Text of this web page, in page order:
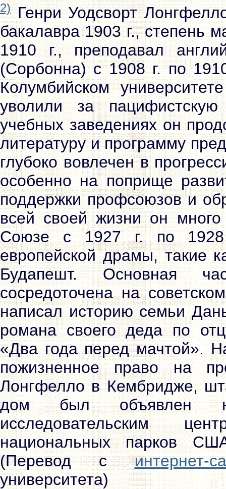
2)Генри Уодсворт
бакалавра 1903 г., степень
1910 г., преподавал
(Сорбонна) с 1908 г. по
Колумбийском
уволили за
учебных заведениях он
литературу и программу
глубоко вовлечен в
особенно на поприще
поддержки профсоюзов и
всей своей жизни он
Союзе с 1927 г. по
европейской драмы, такие
Будапешт. Основная
сосредоточена на
написал историю семьи
романа своего деда по
«Два года перед мачтой».
пожизненное право на
Лонгфелло в Кембридже,
дом был объявлен
исследовательским
национальных парков
(Перевод синтернет-
университета)